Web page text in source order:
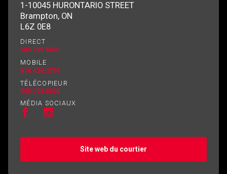
consentez à nos conditions d'utilisation et vous
nous fournissez l'autorisation écrite de
communiquer avec vous.
1-10045 HURONTARIO STREET
Brampton, ON
L6Z 0E8
DIRECT
905.795.5000
MOBILE
416.420.3799
TÉLÉCOPIEUR
905.793.5020
MÉDIA SOCIAUX
Site web du courtier